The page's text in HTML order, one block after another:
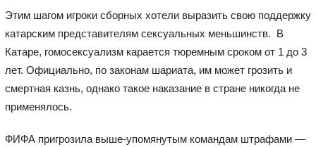
Этим шагом игроки сборных хотели выразить свою поддержку
катарским представителям сексуальных меньшинств. В
Катаре, гомосексуализм карается тюремным сроком от 1 до 3
лет. Официально, по законам шариата, им может грозить и
смертная казнь, однако такое наказание в стране никогда не
применялось.
ФИФА пригрозила выше-упомянутым командам штрафами —